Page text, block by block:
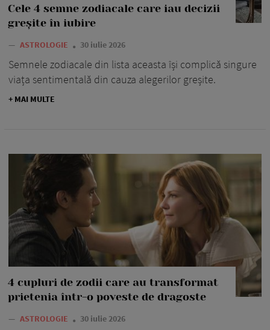
Cele 4 semne zodiacale care iau decizii
greșite în iubire
— ASTROLOGIE 30 iulie 2026
Semnele zodiacale din lista aceasta își complică singure
viața sentimentală din cauza alegerilor greșite.
+ MAI MULTE
4 cupluri de zodii care au transformat
prietenia într-o poveste de dragoste
— ASTROLOGIE 30 iulie 2026